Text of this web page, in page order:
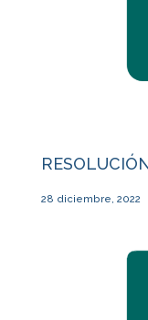
28 diciembre, 2022